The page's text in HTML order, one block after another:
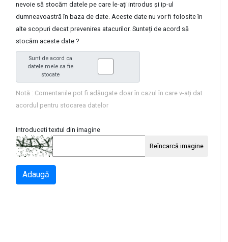
nevoie să stocăm datele pe care le-ați introdus și ip-ul
dumneavoastră în baza de date. Aceste date nu vor fi folosite în
alte scopuri decat prevenirea atacurilor. Sunteți de acord să
stocăm aceste date ?
Sunt de acord ca
datele mele sa fie
stocate
Notă : Comentariile pot fi adăugate doar în cazul în care v-ați dat
acordul pentru stocarea datelor
Introduceti textul din imagine
Reîncarcă imagine
Adaugă